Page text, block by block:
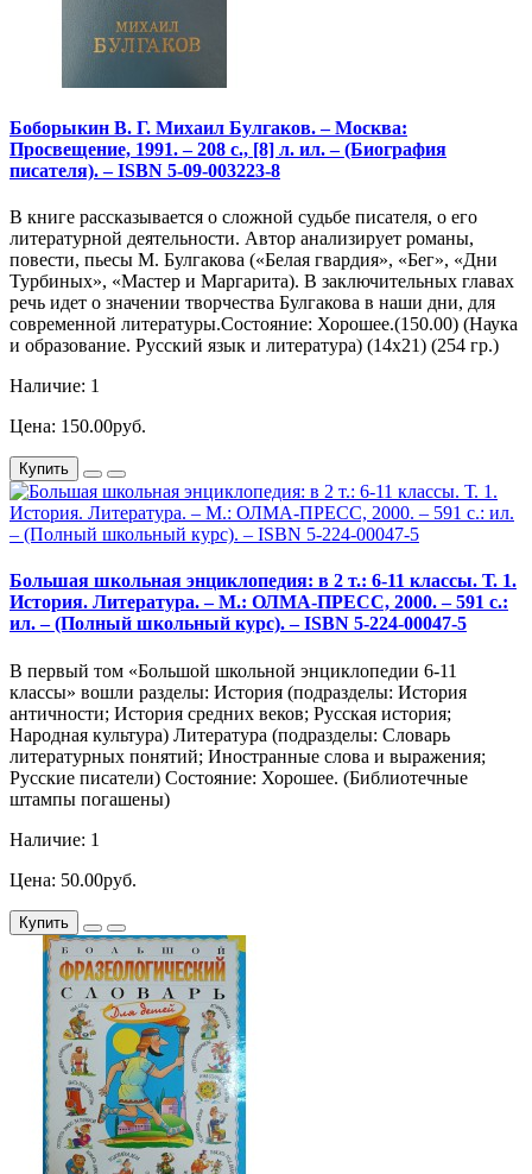
Боборыкин В. Г. Михаил Булгаков. – Москва:
Просвещение, 1991. – 208 с., [8] л. ил. – (Биография
писателя). – ISBN 5-09-003223-8
В книге рассказывается о сложной судьбе писателя, о его
литературной деятельности. Автор анализирует романы,
повести, пьесы М. Булгакова («Белая гвардия», «Бег», «Дни
Турбиных», «Мастер и Маргарита). В заключительных главах
речь идет о значении творчества Булгакова в наши дни, для
современной литературы.Состояние: Хорошее.(150.00) (Наука
и образование. Русский язык и литература) (14х21) (254 гр.)
Наличие: 1
Цена: 150.00руб.
Купить
Большая школьная энциклопедия: в 2 т.: 6-11 классы. Т. 1.
История. Литература. – М.: ОЛМА-ПРЕСС, 2000. – 591 с.:
ил. – (Полный школьный курс). – ISBN 5-224-00047-5
В первый том «Большой школьной энциклопедии 6-11
классы» вошли разделы: История (подразделы: История
античности; История средних веков; Русская история;
Народная культура) Литература (подразделы: Словарь
литературных понятий; Иностранные слова и выражения;
Русские писатели) Состояние: Хорошее. (Библиотечные
штампы погашены)
Наличие: 1
Цена: 50.00руб.
Купить